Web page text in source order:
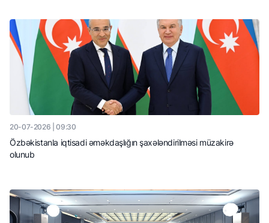
20-07-2026 | 09:30
Özbəkistanla iqtisadi əməkdaşlığın şaxələndirilməsi müzakirə
olunub